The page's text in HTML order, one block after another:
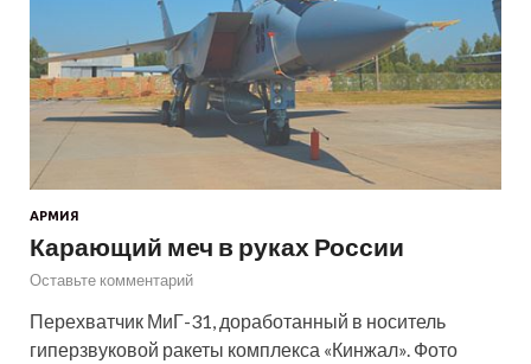
АРМИЯ
Карающий меч в руках России
Оставьте комментарий
Перехватчик МиГ-31, доработанный в носитель
гиперзвуковой ракеты комплекса «Кинжал». Фото